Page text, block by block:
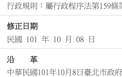
行政規則：屬行政程序法第159條
修正日期
民國 101 年 10 月 08 日
沿 革
中華民國101年10月8日臺北市政